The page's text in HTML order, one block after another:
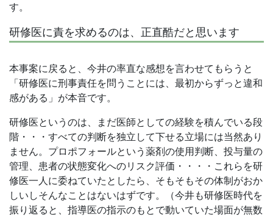
す。
研修医に責を求めるのは、正直酷だと思います
本事案に戻ると、今井の率直な感想を言わせてもらうと
「研修医に刑事責任を問うことには、最初からずっと違和
感がある」が本音です。
研修医というのは、まだ医師としての経験を積んでいる段
階・・・すべての判断を独立して下せる立場には当然あり
ません。プロポフォールという薬剤の使用判断、投与量の
管理、患者の状態変化へのリスク評価・・・・これらを研
修医一人に委ねていたとしたら、そもそもその体制がおか
しいしそんなことはないはずです。（今井も研修医時代を
振り返ると、指導医の指示のもとで動いていた場面が無数